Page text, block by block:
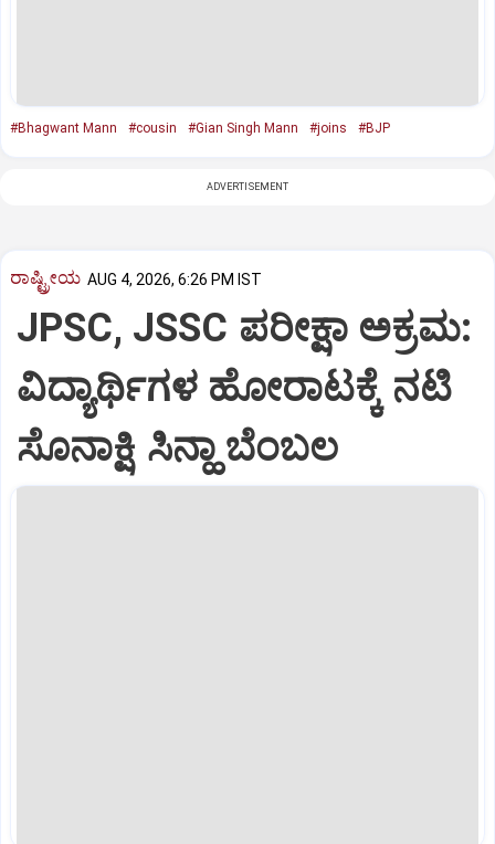
#Bhagwant Mann #cousin #Gian Singh Mann #joins #BJP
ADVERTISEMENT
ರಾಷ್ಟ್ರೀಯ AUG 4, 2026, 6:26 PM IST
JPSC, JSSC ಪರೀಕ್ಷಾ ಅಕ್ರಮ:
ವಿದ್ಯಾರ್ಥಿಗಳ ಹೋರಾಟಕ್ಕೆ ನಟಿ
ಸೊನಾಕ್ಷಿ ಸಿನ್ಹಾ ಬೆಂಬಲ